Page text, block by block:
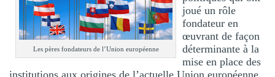
Les pères fondateurs de l’Union européenne
joué un rôle
fondateur en
œuvrant de façon
déterminante à la
mise en place des
institutions aux origines de l’actuelle Union européenne.